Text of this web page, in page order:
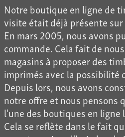
Notre boutique en ligne de
visite était déjà présente
En mars 2005, nous avons
commande. Cela fait de
magasins à proposer des
imprimés avec la possibilité
Depuis lors, nous avons
notre offre et nous pensons
l'une des boutiques en ligne
Cela se reflète dans le fait